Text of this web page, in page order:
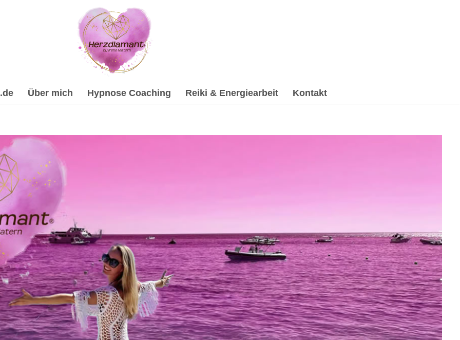
Über mich Hypnose Coaching Reiki & Energiearbeit Kontakt
Psychologische Beratung, Energiearbeit & Reiki, Spirituelle Trauerverarbeitung & Trauerhilfe,
Spirituelle Trauerverarbeitung & Trauerhilfe, ✔️ Hypnose, ✔️ Psychologische Beratung oder ✔️ Spirituelles
Hypnose-Coach & psychologische Beraterin für Bartholomä. Ich erwarte Dich ✉.